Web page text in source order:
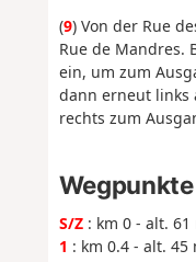
(9) Von der Rue
Rue de Mandres.
ein, um zum
dann erneut links
rechts zum
Wegpunkte
S/Z: km 0 - alt. 61
1 : km 0.4 - alt.